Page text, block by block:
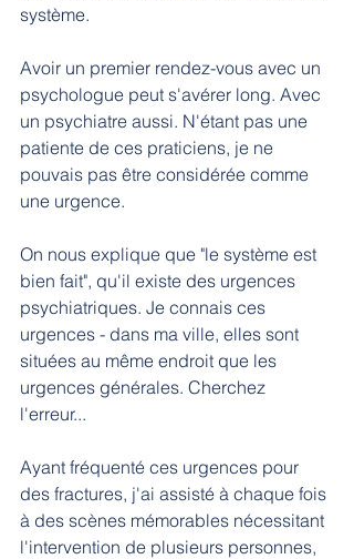
système.
Avoir un premier rendez-vous avec un
psychologue peut s'avérer long. Avec
un psychiatre aussi. N'étant pas une
patiente de ces praticiens, je ne
pouvais pas être considérée comme
une urgence.
On nous explique que "le système est
bien fait", qu'il existe des urgences
psychiatriques. Je connais ces
urgences - dans ma ville, elles sont
situées au même endroit que les
urgences générales. Cherchez
l'erreur...
Ayant fréquenté ces urgences pour
des fractures, j'ai assisté à chaque fois
à des scènes mémorables nécessitant
l'intervention de plusieurs personnes,